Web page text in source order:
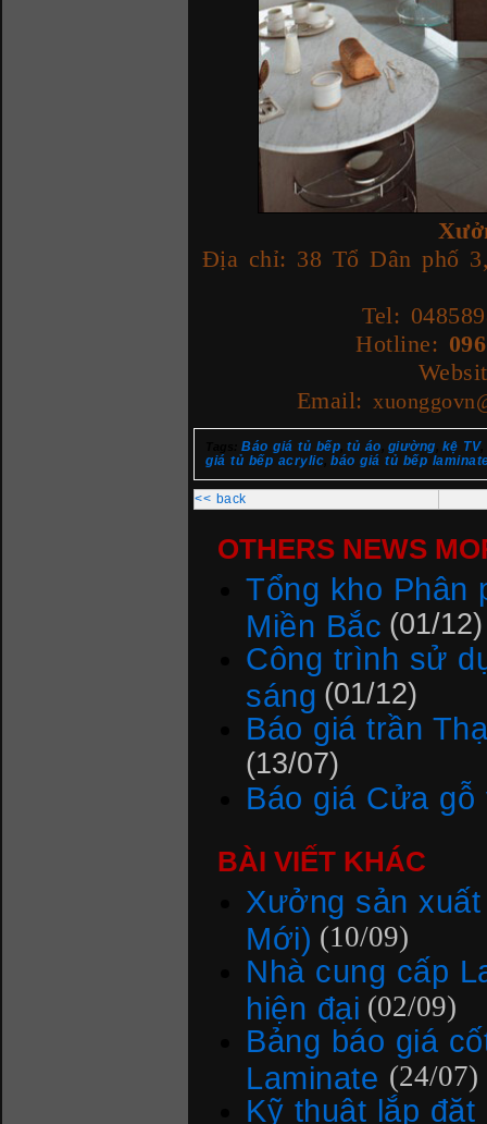
Địa chỉ: 38 Tổ Dân phố
Tel:
Hotline:
Email:
Báo giá tủ bếp tủ áo giường kệ TV,
giá tủ bếp acrylic báo giá tủ bếp
<< back
OTHERS NEWS
Tổng kho Phân
Miền Bắc (01/12)
Công trình sử
sáng (01/12)
Báo giá trần
(13/07)
Báo giá Cửa
BÀI VIẾT KHÁC
Xưởng sản
Mới) (10/09)
Nhà cung cấp
hiện đại (02/09)
Bảng báo giá
Laminate (24/07)
Kỹ thuật lắp